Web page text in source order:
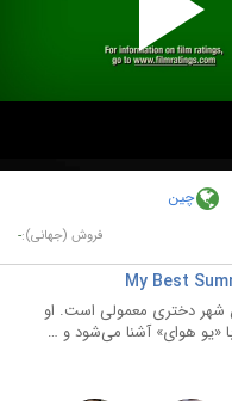
چین
فروش (جهانی):-
شهر دختری معمولی است. او
«یو هوای» آشنا می‌شود و …